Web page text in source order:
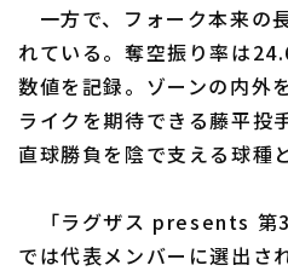
一方で、フォーク本来の
れている。奪空振り率は
数値を記録。ゾーンの内外
ライクを期待できる藤平投
直球勝負を陰で支える球種
「ラグザス presents 第3
では代表メンバーに選出さ